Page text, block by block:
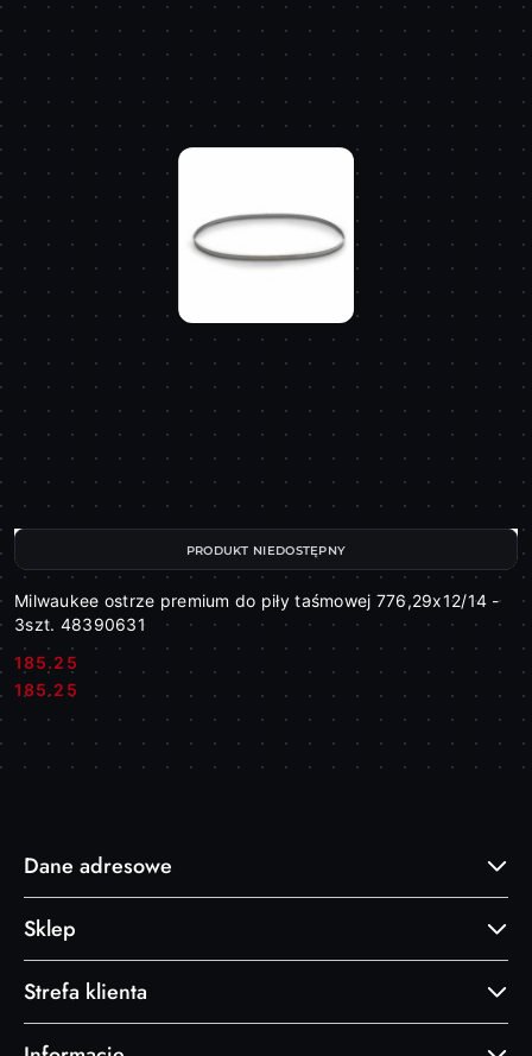
Milwaukee ostrze premium do piły taśmowej 776,29x12/14 -
3szt. 48390631
Cena:
185.25
Cena:
185.25
PRODUKT NIEDOSTĘPNY
Dane adresowe
Sklep
Strefa klienta